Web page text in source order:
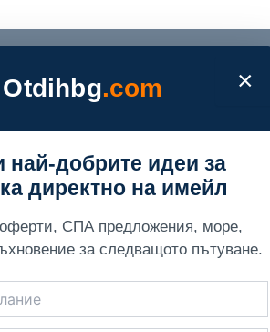
×
Otdihbg.com
най-добрите идеи за
директно на имейл
СПА предложения, море,
за следващото пътуване.